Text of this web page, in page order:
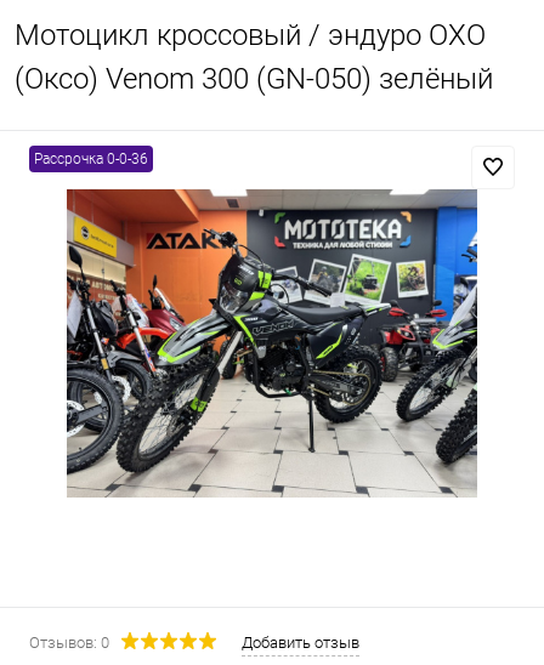
Мотоцикл кроссовый / эндуро OXO
(Оксо) Venom 300 (GN-050) зелёный
Рассрочка 0-0-36
Отзывов: 0
Добавить отзыв